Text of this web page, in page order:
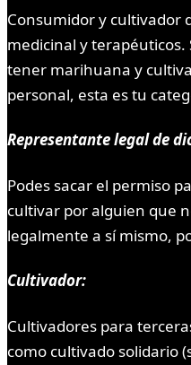
Consumidor y cultivador
medicinal y
tener marihuana y
personal, esta es tu
Representante legal de
Podes sacar el permiso
cultivar por alguien que
legalmente a sí mismo,
Cultivador:
Cultivadores para
como cultivado solidario